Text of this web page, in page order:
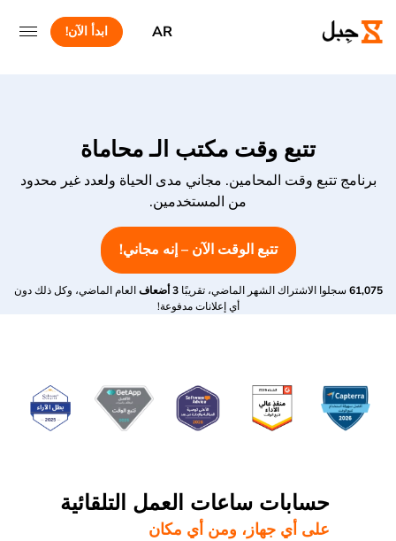
AR ابدأ الآن!
تتبع وقت مكتب الـ محاماة
برنامج تتبع وقت المحامين. مجاني مدى الحياة ولعدد غير محدود
من المستخدمين.
تتبع الوقت الآن – إنه مجاني!
61,075 سجلوا الاشتراك الشهر الماضي، تقريبًا 3 أضعاف
العام الماضي، وكل ذلك دون
أي إعلانات مدفوعة!
حسابات ساعات العمل التلقائية
على أي جهاز، ومن أي مكان